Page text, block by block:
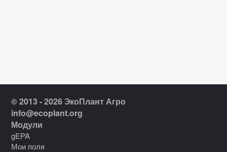
© 2013 - 2026 ЭкоПлант Агро
info@ecoplant.org
Модули
gEPA
Мои поля